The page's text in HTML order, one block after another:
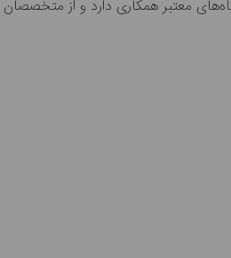
معتبر همکاری دارد و از متخصصان